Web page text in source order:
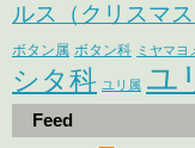
ルス（クリスマ
ボタン属 ボタン科 ミヤマヨ
シタ科 ユリ属 ユ
Feed